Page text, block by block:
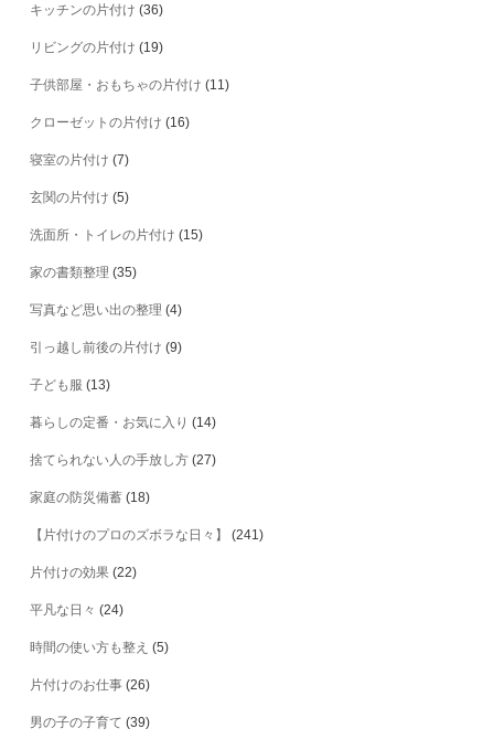
キッチンの片付け (36)
リビングの片付け (19)
子供部屋・おもちゃの片付け (11)
クローゼットの片付け (16)
寝室の片付け (7)
玄関の片付け (5)
洗面所・トイレの片付け (15)
家の書類整理 (35)
写真など思い出の整理 (4)
引っ越し前後の片付け (9)
子ども服 (13)
暮らしの定番・お気に入り (14)
捨てられない人の手放し方 (27)
家庭の防災備蓄 (18)
【片付けのプロのズボラな日々】 (241)
片付けの効果 (22)
平凡な日々 (24)
時間の使い方も整え (5)
片付けのお仕事 (26)
男の子の子育て (39)